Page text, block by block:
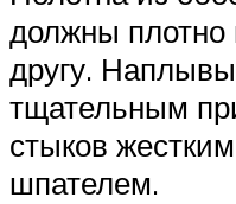
должны плотно
другу.
тщательным
стыков
шпателем.